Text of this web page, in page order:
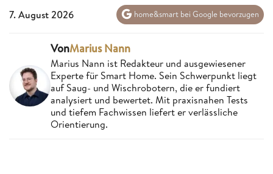
7. August 2026 home&smart bei Google bevorzugen
VonMarius Nann
Marius Nann ist Redakteur und ausgewiesener
Experte für Smart Home. Sein Schwerpunkt liegt
auf Saug- und Wischrobotern, die er fundiert
analysiert und bewertet. Mit praxisnahen Tests
und tiefem Fachwissen liefert er verlässliche
Orientierung.